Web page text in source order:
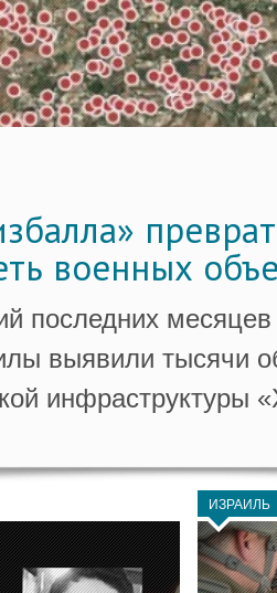
военных
последних
выявили тысячи
инфраструктуры
ИЗРАИЛЬ